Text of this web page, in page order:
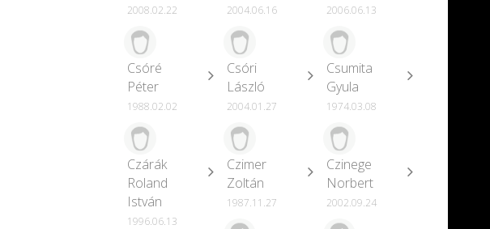
2008.02.22 2004.06.16 2006.06.13
Csóré
Péter
1988.02.02
Csóri
László
2004.01.27
Csumita
Gyula
1974.03.08
Czárák
Roland
István
1996.06.13
Czimer
Zoltán
1987.11.27
Czinege
Norbert
2002.09.24